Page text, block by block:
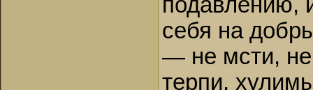
себя на
— не мсти,
терпи,